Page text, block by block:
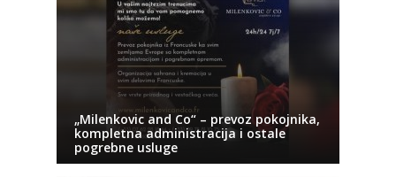
„Milenkovic and Co“ – prevoz pokojnika,
kompletna administracija i ostale
pogrebne usluge